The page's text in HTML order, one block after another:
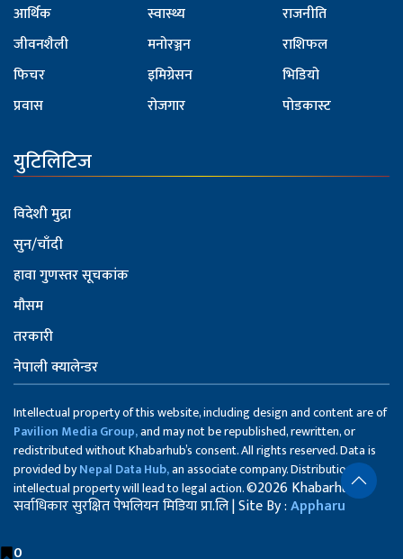
आर्थिक
जीवनशैली
फिचर
प्रवास
स्वास्थ्य
मनोरञ्जन
इमिग्रेसन
रोजगार
राजनीति
राशिफल
भिडियो
पोडकास्ट
युटिलिटिज
विदेशी मुद्रा
सुन/चाँदी
हावा गुणस्तर सूचकांक
मौसम
तरकारी
नेपाली क्यालेन्डर
Intellectual property of this website, including design and content are of
Pavilion Media Group,and may not be republished, rewritten, or
redistributed without Khabarhub’s consent. All rights reserved. Data is
provided byNepal Data Hub,an associate company. Distribution of
intellectual property will lead to legal action.©2026 Khabarhub
सर्वाधिकार सुरक्षित पेभलियन मिडिया प्रा.लि | Site By :Appharu
0